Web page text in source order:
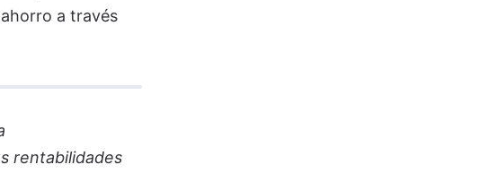
a través
rentabilidades